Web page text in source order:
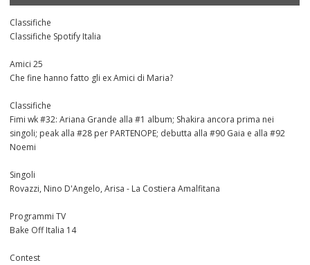
Classifiche
Classifiche Spotify Italia
Amici 25
Che fine hanno fatto gli ex Amici di Maria?
Classifiche
Fimi wk #32: Ariana Grande alla #1 album; Shakira ancora prima nei
singoli; peak alla #28 per PARTENOPE; debutta alla #90 Gaia e alla #92
Noemi
Singoli
Rovazzi, Nino D'Angelo, Arisa - La Costiera Amalfitana
Programmi TV
Bake Off Italia 14
Contest